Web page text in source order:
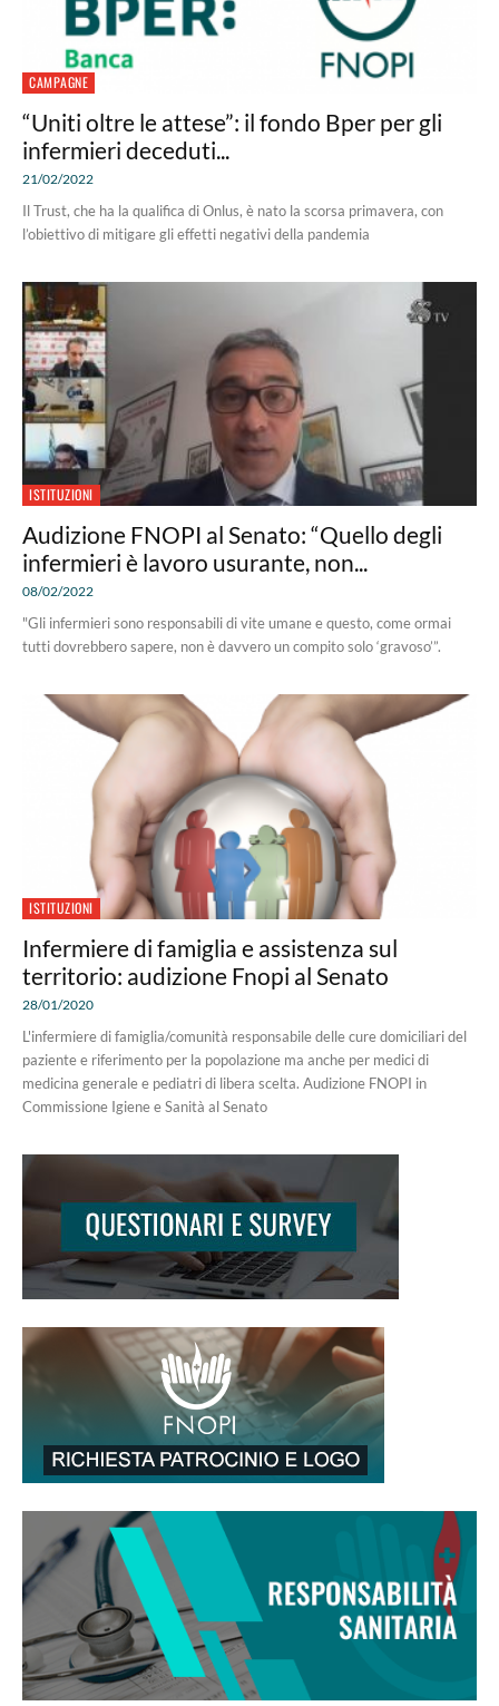
CAMPAGNE
“Uniti oltre le attese”: il fondo Bper per gli
infermieri deceduti...
21/02/2022
Il Trust, che ha la qualifica di Onlus, è nato la scorsa primavera, con
l’obiettivo di mitigare gli effetti negativi della pandemia
ISTITUZIONI
Audizione FNOPI al Senato: “Quello degli
infermieri è lavoro usurante, non...
08/02/2022
"Gli infermieri sono responsabili di vite umane e questo, come ormai
tutti dovrebbero sapere, non è davvero un compito solo ‘gravoso’”.
ISTITUZIONI
Infermiere di famiglia e assistenza sul
territorio: audizione Fnopi al Senato
28/01/2020
L'infermiere di famiglia/comunità responsabile delle cure domiciliari del
paziente e riferimento per la popolazione ma anche per medici di
medicina generale e pediatri di libera scelta. Audizione FNOPI in
Commissione Igiene e Sanità al Senato